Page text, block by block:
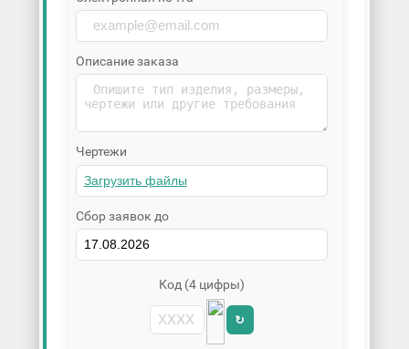
Описание заказа
Чертежи
Сбор заявок до
Код (4 цифры)
↻